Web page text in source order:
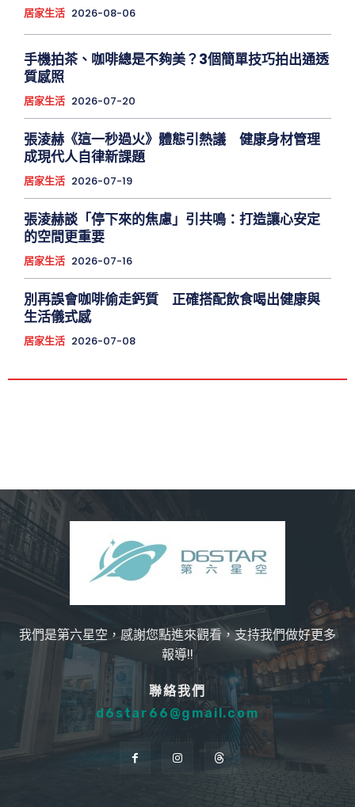
居家生活 2026-08-06
手機拍茶、咖啡總是不夠美？3個簡單技巧拍出通透
質感照
居家生活 2026-07-20
張淩赫《這一秒過火》體態引熱議 健康身材管理
成現代人自律新課題
居家生活 2026-07-19
張淩赫談「停下來的焦慮」引共鳴：打造讓心安定
的空間更重要
居家生活 2026-07-16
別再誤會咖啡偷走鈣質 正確搭配飲食喝出健康與
生活儀式感
居家生活 2026-07-08
我們是第六星空，感謝您點進來觀看，支持我們做好更多
報導!!
聯絡我們
d6star66@gmail.com